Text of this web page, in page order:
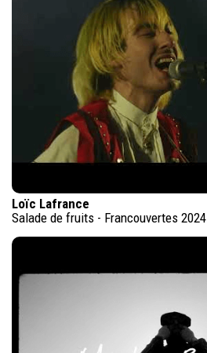
Loïc Lafrance
Salade de fruits - Francouvertes 2024